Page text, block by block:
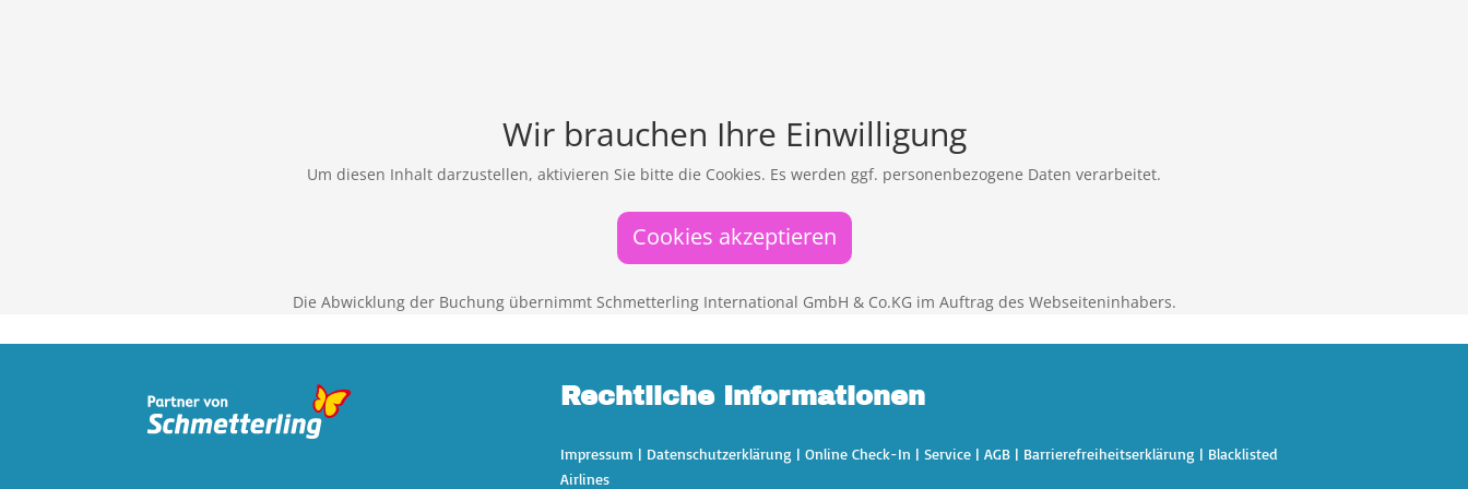
Wir brauchen Ihre Einwilligung
Um diesen Inhalt darzustellen, aktivieren Sie bitte die Cookies. Es werden ggf. personenbezogene Daten verarbeitet.
Cookies akzeptieren
Die Abwicklung der Buchung übernimmt Schmetterling International GmbH & Co.KG im Auftrag des Webseiteninhabers.
Rechtliche Informationen
Impressum | Datenschutzerklärung | Online Check-In | Service| AGB| Barrierefreiheitserklärung | Blacklisted
Airlines